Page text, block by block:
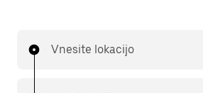
Vnesite lokacijo